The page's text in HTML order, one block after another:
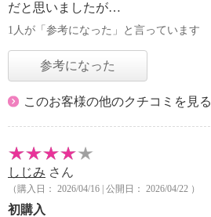
だと思いましたが…
1人が「参考になった」と言っています
参考になった
このお客様の他のクチコミを見る
しじみ さん
（購入日： 2026/04/16 | 公開日： 2026/04/22 ）
初購入